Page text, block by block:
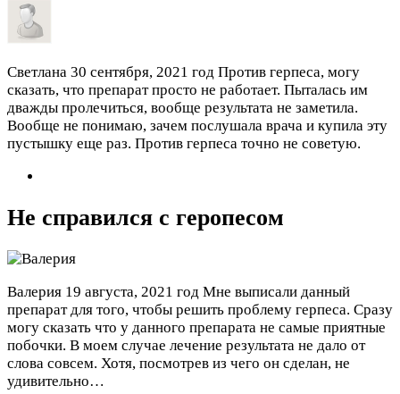
Светлана 30 сентября, 2021 год Против герпеса, могу
сказать, что препарат просто не работает. Пыталась им
дважды пролечиться, вообще результата не заметила.
Вообще не понимаю, зачем послушала врача и купила эту
пустышку еще раз. Против герпеса точно не советую.
Не справился с геропесом
Валерия 19 августа, 2021 год Мне выписали данный
препарат для того, чтобы решить проблему герпеса. Сразу
могу сказать что у данного препарата не самые приятные
побочки. В моем случае лечение результата не дало от
слова совсем. Хотя, посмотрев из чего он сделан, не
удивительно…